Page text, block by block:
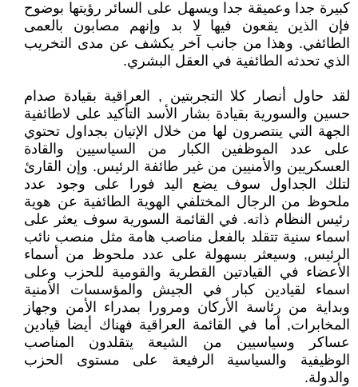
كبيرة جدا وعميقة جدا ويسهل على السائر رؤيتها بوضوح
فإن الذين يقعون فيها لا بد وإنهم مصابون بالعمى
الطائفي. وهذا من جانب آخر يكشف عن مدى التخريب
الذي تحدثه الطائفية في العقل البشري.
لقد حاول أنصار كلا التجربتين , العراقية بقيادة صدام
حسين والسورية بقيادة بشار الأسد التأكيد على لاطائفية
الجهة التي ينتصرون لها من خلال الإتيان بجداول تحتوي
على عدد الموظفين الكبار من السياسيين والقادة
العسكريين والأمنيين من غير طائفة الرئيس. وإن القارئ
لتلك الجداول سوف يضع اليد فورا على وجود عدد
ملحوظ من الرجال المختلفي الهوية الطائفية عن هوية
رئيس النظام ذاته. في القائمة السورية سوف يعثر على
اسماء سنية تتقلد بالفعل مناصب هامة مثل منصب نائب
الرئيس, وسيعثر بسهولة على عدد ملحوظ من أسماء
الأعضاء في القيادتين القطرية والقومية للحزب وعلى
اسماء لقيادين كبار في الجيش والمؤسسات الأمنية
وبداية من رئاسة الأركان ومرورا بمدراء الأمن وجهاز
المخابرات, أما في القائمة العراقية فهناك أيضا قيادين
عساكر وسياسيين من الشيعة يتقلدون المناصب
الوظيفية والسياسية الرفيعة على مستوى الحزب
والدولة.